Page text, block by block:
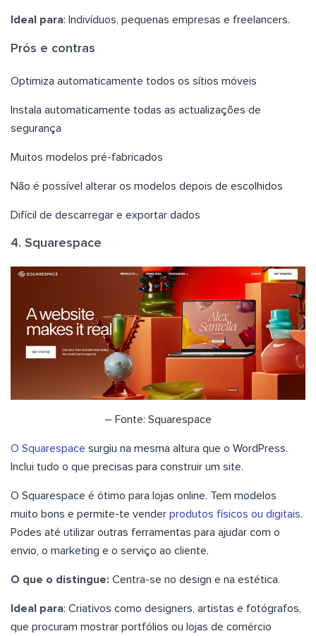
Ideal para: Indivíduos, pequenas empresas e freelancers.
Prós e contras
Optimiza automaticamente todos os sítios móveis
Instala automaticamente todas as actualizações de
segurança
Muitos modelos pré-fabricados
Não é possível alterar os modelos depois de escolhidos
Difícil de descarregar e exportar dados
4. Squarespace
– Fonte: Squarespace
O Squarespace surgiu na mesma altura que o WordPress.
Inclui tudo o que precisas para construir um site.
O Squarespace é ótimo para lojas online. Tem modelos
muito bons e permite-te vender produtos físicos ou digitais.
Podes até utilizar outras ferramentas para ajudar com o
envio, o marketing e o serviço ao cliente.
O que o distingue: Centra-se no design e na estética.
Ideal para: Criativos como designers, artistas e fotógrafos,
que procuram mostrar portfólios ou lojas de comércio